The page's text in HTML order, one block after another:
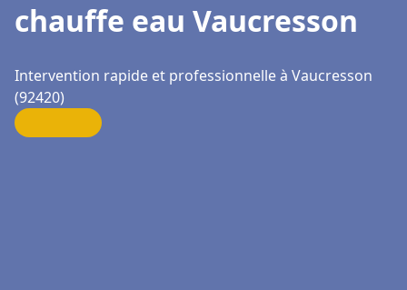
chauffe eau Vaucresson
Intervention rapide et professionnelle à Vaucresson
(92420)